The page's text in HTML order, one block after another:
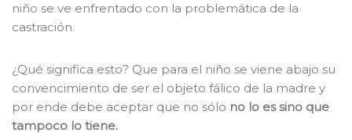
niño se ve enfrentado con la problemática de la
castración.
¿Qué significa esto? Que para el niño se viene abajo su
convencimiento de ser el objeto fálico de la madre y
por ende debe aceptar que no sólo no lo es sino que
tampoco lo tiene.